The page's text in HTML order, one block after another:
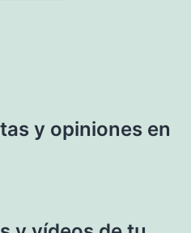
y opiniones en